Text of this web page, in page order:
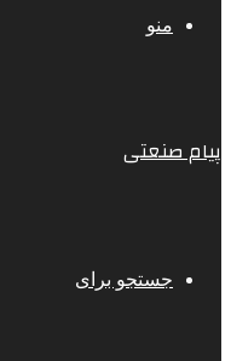
منو
پیام صنعتی
جستجو برای